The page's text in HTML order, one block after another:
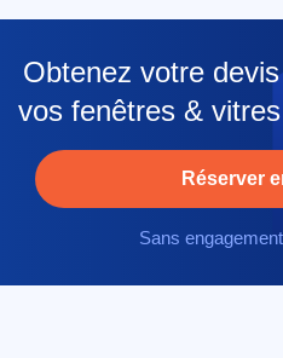
Obtenez votre
vos fenêtres &
Réserver
Sans